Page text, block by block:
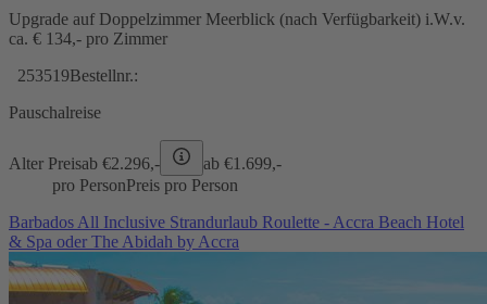
Upgrade auf Doppelzimmer Meerblick (nach Verfügbarkeit) i.W.v.
ca. € 134,- pro Zimmer
253519Bestellnr.:
Pauschalreise
Alter Preisab €2.296,- ab €1.699,-
pro PersonPreis pro Person
Barbados All Inclusive Strandurlaub Roulette - Accra Beach Hotel
& Spa oder The Abidah by Accra